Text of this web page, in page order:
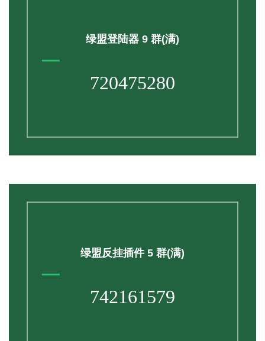
绿盟登陆器 9 群(满)
720475280
绿盟反挂插件 5 群(满)
742161579